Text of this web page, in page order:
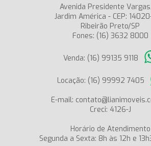
Avenida Presidente
Jardim América - CEP:
Ribeirão Preto/SP
Fones: (16) 3632 8000
Venda: (16) 99135 9118
Locação: (16) 99992 7405
E-mail:
Creci: 4126-J
Horário de Atendimento
Segunda a Sexta: 8h às 12h e